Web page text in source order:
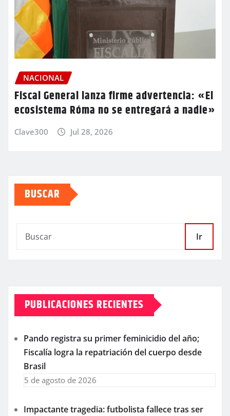
NACIONAL
Fiscal General lanza firme advertencia: «El
ecosistema Róma no se entregará a nadie»
Clave300 Jul 28, 2026
BUSCAR
Ir
PUBLICACIONES RECIENTES
Pando registra su primer feminicidio del año;
Fiscalía logra la repatriación del cuerpo desde
Brasil
5 de agosto de 2026
Impactante tragedia: futbolista fallece tras ser